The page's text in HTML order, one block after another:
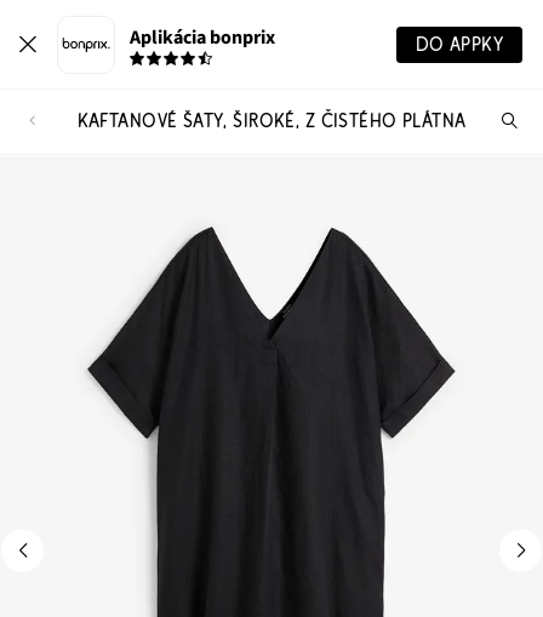
Aplikácia bonprix DO APPKY
KAFTANOVÉ ŠATY, ŠIROKÉ, Z ČISTÉHO PLÁTNA